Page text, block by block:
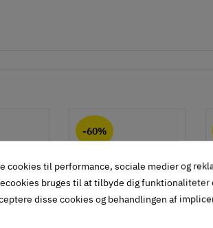
-60%
cookies til performance, sociale medier og
bruges til at tilbyde dig funktionaliteter
disse cookies og behandlingen af